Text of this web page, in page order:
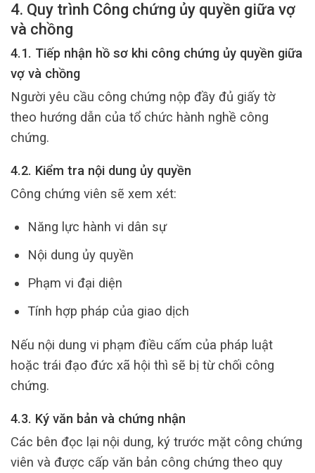
4. Quy trình Công chứng ủy quyền giữa vợ
và chồng
4.1. Tiếp nhận hồ sơ khi công chứng ủy quyền giữa
vợ và chồng
Người yêu cầu công chứng nộp đầy đủ giấy tờ
theo hướng dẫn của tổ chức hành nghề công
chứng.
4.2. Kiểm tra nội dung ủy quyền
Công chứng viên sẽ xem xét:
Năng lực hành vi dân sự
Nội dung ủy quyền
Phạm vi đại diện
Tính hợp pháp của giao dịch
Nếu nội dung vi phạm điều cấm của pháp luật
hoặc trái đạo đức xã hội thì sẽ bị từ chối công
chứng.
4.3. Ký văn bản và chứng nhận
Các bên đọc lại nội dung, ký trước mặt công chứng
viên và được cấp văn bản công chứng theo quy